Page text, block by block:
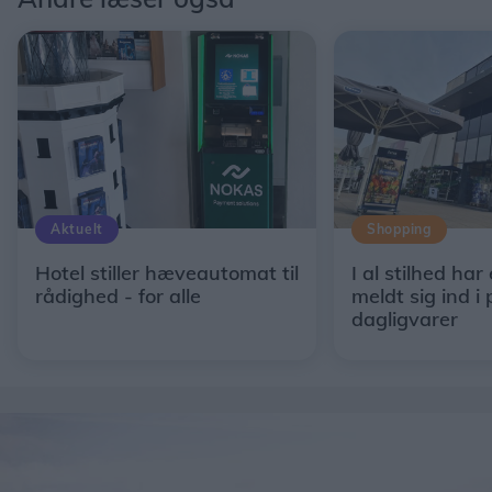
Aktuelt
Hotel stiller hæveautomat til
rådighed - for alle
Shopping
I al stilhed har
meldt sig ind i
dagligvarer